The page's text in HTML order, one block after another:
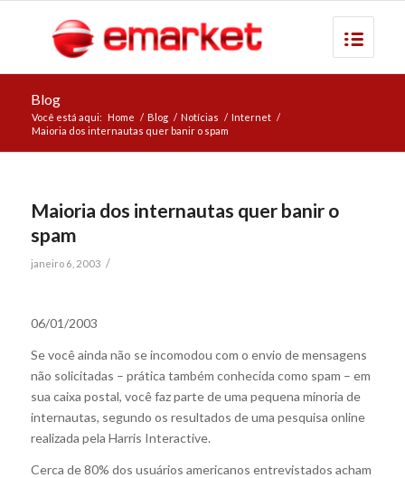
Blog
Você está aqui: Home / Blog / Notícias / Internet /
Maioria dos internautas quer banir o spam
Maioria dos internautas quer banir o
spam
janeiro 6, 2003 /
06/01/2003
Se você ainda não se incomodou com o envio de mensagens
não solicitadas – prática também conhecida como spam – em
sua caixa postal, você faz parte de uma pequena minoria de
internautas, segundo os resultados de uma pesquisa online
realizada pela Harris Interactive.
Cerca de 80% dos usuários americanos entrevistados acham